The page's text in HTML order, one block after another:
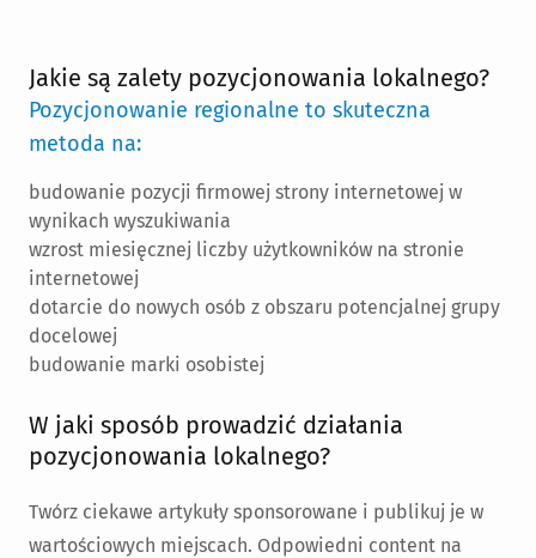
Jakie są zalety pozycjonowania lokalnego?
Pozycjonowanie regionalne to skuteczna
metoda na:
budowanie pozycji firmowej strony internetowej w
wynikach wyszukiwania
wzrost miesięcznej liczby użytkowników na stronie
internetowej
dotarcie do nowych osób z obszaru potencjalnej grupy
docelowej
budowanie marki osobistej
W jaki sposób prowadzić działania
pozycjonowania lokalnego?
Twórz ciekawe artykuły sponsorowane i publikuj je w
wartościowych miejscach. Odpowiedni content na